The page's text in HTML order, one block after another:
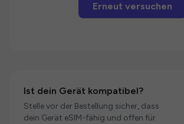
Erneut versuchen
Ist dein Gerät kompatibel?
Stelle vor der Bestellung sicher, dass
dein Gerät eSIM-fähig und offen für